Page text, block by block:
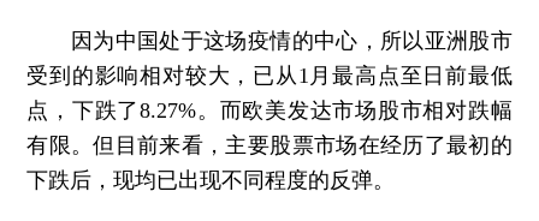
因为中国处于这场疫情的中心，所以亚洲股市
受到的影响相对较大，已从1月最高点至日前最低
点，下跌了8.27%。而欧美发达市场股市相对跌幅
有限。但目前来看，主要股票市场在经历了最初的
下跌后，现均已出现不同程度的反弹。